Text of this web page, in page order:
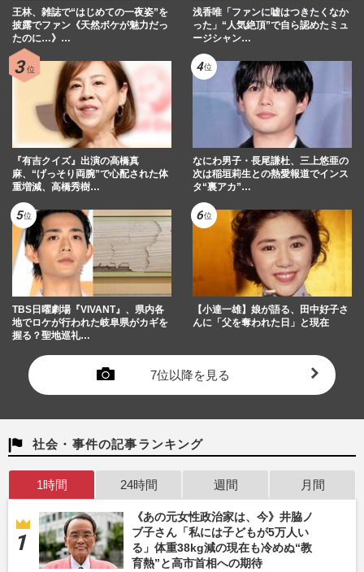
王林、雑誌で“はじめての一夜姿”を
披露でファン《天然ボケが魅力だっ
たのに…》…
浅香唯「ファンに嘘はつきたくなか
った」“人気絶頂”で自ら認めたミュ
ージシャン…
『有吉クイズ』出演の高橋真
麻、“げっそり両腕”で心配された体
重増減、高橋秀樹…
なにわ男子・長尾謙杜、三上悠亜の
次は稲垣莉生との熱愛報道でインス
タ“裏アカ”…
TBS日曜劇場『VIVANT』、県内各
地でロケが行われた岐阜県がカギを
握る？聖地巡礼…
【小達一雄】娘が語る、田中好子さ
んに「父を奪われた日」と現在
7位以降を見る
社会・事件の記事ランキング
1時間 24時間 週間 月間
《あの元女性政治家は、今》井脇ノ
ブ子さん「私には子どもが5万人い
る」体重38kg減の現在も冷めぬ“教
育熱”と高市首相への期待